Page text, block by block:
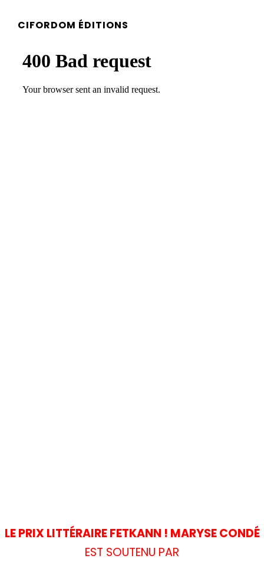
CIFORDOM ÉDITIONS
LE PRIX LITTÉRAIRE FETKANN ! MARYSE CONDÉ
EST SOUTENU PAR